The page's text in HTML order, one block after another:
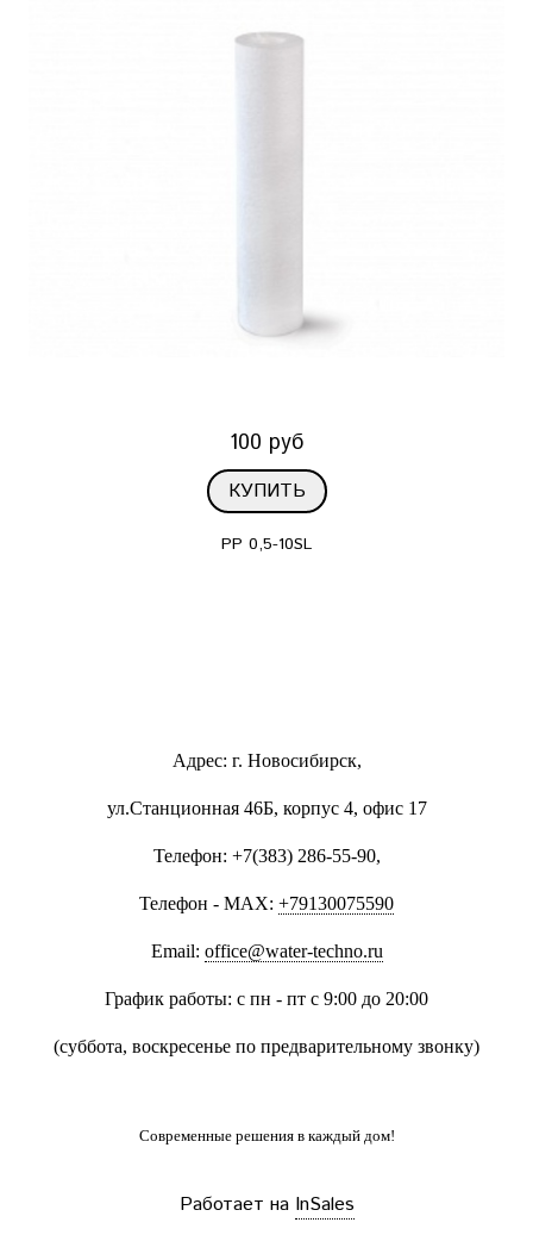
100 руб
КУПИТЬ
PP 0,5-10SL
Адрес: г. Новосибирск,
ул.Станционная 46Б, корпус 4, офис 17
Телефон: +7(383) 286-55-90,
Телефон - MAX: +79130075590
Email: office@water-techno.ru
График работы: с пн - пт с 9:00 до 20:00
(суббота, воскресенье по предварительному звонку)
Современные решенияв каждый дом!
Работает на InSales